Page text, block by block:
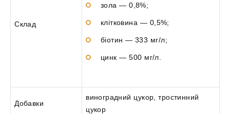
Склад
зола — 0,8%;
клітковина — 0,5%;
біотин — 333 мг/л;
цинк — 500 мг/л.
Добавки
виноградний цукор, тростинний
цукор